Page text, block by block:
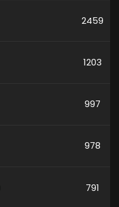
2459
1203
997
978
791